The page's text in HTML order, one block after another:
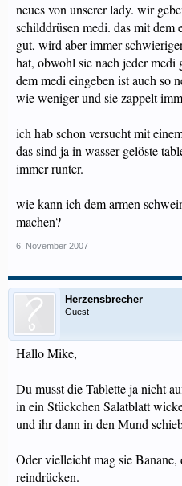
neues von unserer lady. wir
schilddrüsen medi. das mit dem
gut, wird aber immer
hat, obwohl sie nach jeder medi
dem medi eingeben ist auch so
wie weniger und sie zappelt
ich hab schon versucht mit
das sind ja in wasser gelöste
immer runter.
wie kann ich dem armen
machen?
6. November 2007
Herzensbrecher
Guest
Hallo Mike,
Du musst die Tablette ja nicht
in ein Stückchen Salatblatt
und ihr dann in den Mund
Oder vielleicht mag sie Banane,
reindrücken.